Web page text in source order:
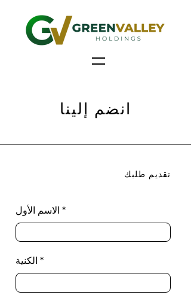
انضم إلينا
تقديم طلبك
الاسم الأول
الكنية